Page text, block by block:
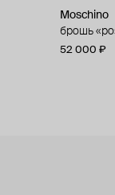
Moschino
брошь
52 000 ₽
Moschino
42 000 ₽